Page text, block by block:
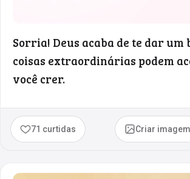
Sorria! Deus acaba de te dar um
coisas extraordinárias podem
você crer.
71 curtidas Criar imagem